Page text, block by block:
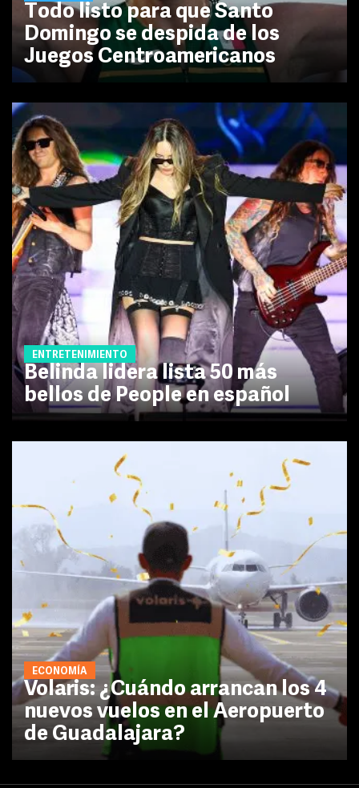
Todo listo para que Santo
Domingo se despida de los
Juegos Centroamericanos
ENTRETENIMIENTO
Belinda lidera lista 50 más
bellos de People en español
ECONOMÍA
Volaris: ¿Cuándo arrancan los 4
nuevos vuelos en el Aeropuerto
de Guadalajara?